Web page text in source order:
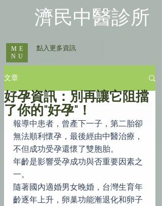
​濟民中醫診所
ME
NU
​ 點入更多資訊
文章
好孕資訊：別再讓它阻擋
了你的"好孕"！
報導中患者，曾產下一子，第二胎卻
無法順利懷孕，最後經由中醫治療，
不但成功受孕還懷了雙胞胎。
年齡是影響受孕成功與否重要因素之
一。
隨著國內適婚男女晚婚，台灣生育年
齡逐年上升，卵巢功能漸退化和卵子